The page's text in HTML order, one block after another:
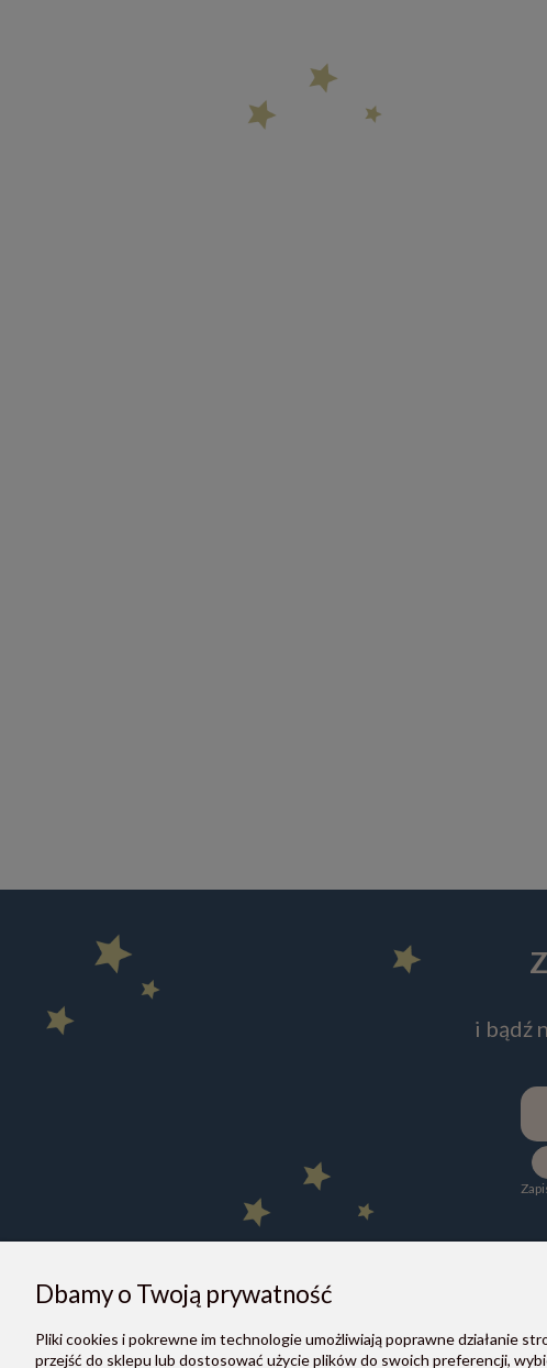
i bądź
O NAS
Dbamy o Twoją prywatność
Pliki cookies i pokrewne im technologie umożliwiają poprawne działanie
przejść do sklepu lub dostosować użycie plików do swoich preferencji,